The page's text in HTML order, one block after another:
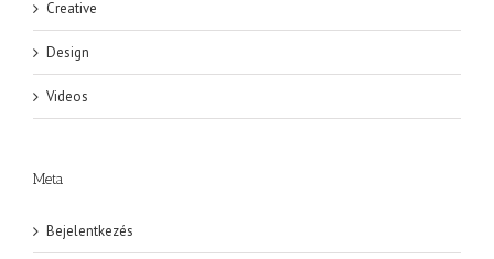
Creative
Design
Videos
Meta
Bejelentkezés